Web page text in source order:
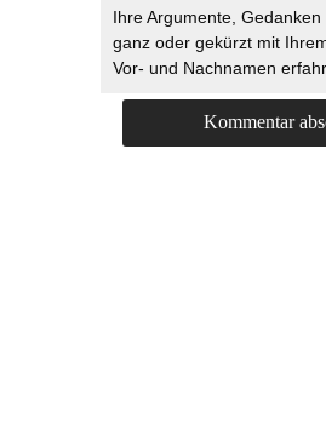
Ihre Argumente,
ganz oder gekürzt mit
Vor- und Nachnamen